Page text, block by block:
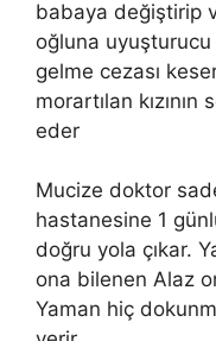
babaya değiştirip
oğluna
gelme cezası
morartılan
eder
Mucize doktor
hastanesine 1
doğru yola çıkar.
ona bilenen Alaz
Yaman hiç